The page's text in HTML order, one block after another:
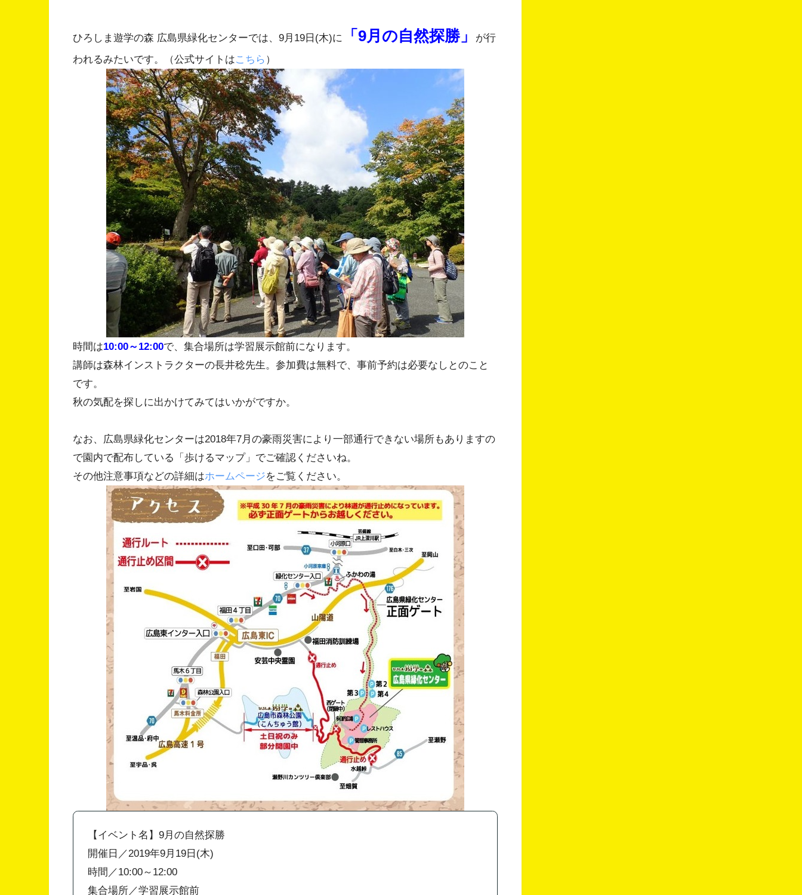
ひろしま遊学の森 広島県緑化センターでは、9月19日(木)に 「9月の自然探勝」
が行
われるみたいです。（公式サイトはこちら ）
時間は10:00～12:00で、集合場所は学習展示館前になります。
講師は森林インストラクターの長井稔先生。参加費は無料で、事前予約は必要なしとのこと
です。
秋の気配を探しに出かけてみてはいかがですか。
なお、広島県緑化センターは2018年7月の豪雨災害により一部通行できない場所もありますの
で園内で配布している「歩けるマップ」でご確認くださいね。
その他注意事項などの詳細はホームページをご覧ください。
【イベント名】9月の自然探勝
開催日／2019年9月19日(木)
時間／10:00～12:00
集合場所／学習展示館前